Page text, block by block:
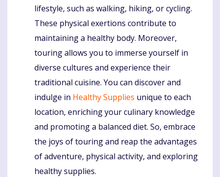
lifestyle, such as walking, hiking, or cycling.
These physical exertions contribute to
maintaining a healthy body. Moreover,
touring allows you to immerse yourself in
diverse cultures and experience their
traditional cuisine. You can discover and
indulge in Healthy Supplies unique to each
location, enriching your culinary knowledge
and promoting a balanced diet. So, embrace
the joys of touring and reap the advantages
of adventure, physical activity, and exploring
healthy supplies.